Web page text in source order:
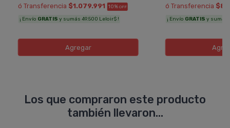
ó Transferencia $1.079.991 10% OFF
¡ Envío GRATIS y sumás 49.500 Leloir$ !
Agregar
ó Transferencia
¡ Envío GRATIS y sumás
Los que compraron este producto
también llevaron...